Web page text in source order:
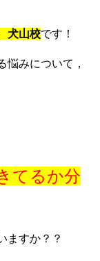
犬山校です！
悩みについて，
てるか分
ますか？？